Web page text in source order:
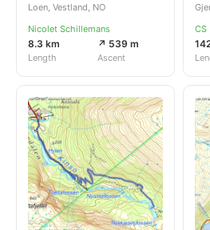
Loen, Vestland, NO
Nicolet Schillemans
8.3 km
Length
↗ 539 m
Ascent
CS